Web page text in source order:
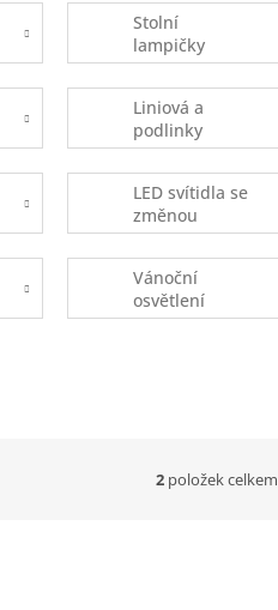
Stolní
lampičky
Liniová a
podlinky
LED svítidla se
změnou
teploty
chromatičnosti
Vánoční
osvětlení
2 položek celkem